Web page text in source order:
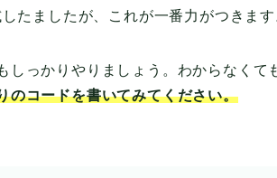
たましたが、これが一番力がつきます
しっかりやりましょう。わからなくて
のコードを書いてみてください。